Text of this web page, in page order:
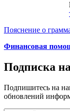
Пояснение о
Финансовая
Подписка
Подпишитесь на
обновлений